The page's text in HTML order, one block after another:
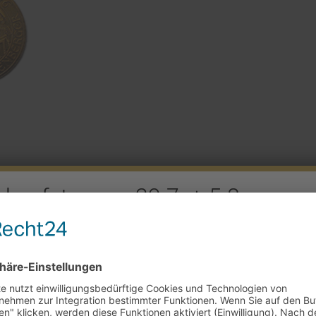
am 29.7. + 5.8.